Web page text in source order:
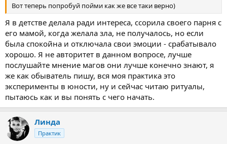
Вот теперь попробуй пойми как же все таки верно)
Я в детстве делала ради интереса, ссорила своего парня с
его мамой, когда желала зла, не получалось, но если
была спокойна и отключала свои эмоции - срабатывало
хорошо. Я не авторитет в данном вопросе, лучше
послушайте мнение магов они лучше конечно знают, я
же как обыватель пишу, вся моя практика это
эксперименты в юности, ну и сейчас читаю ритуалы,
пытаюсь как и вы понять с чего начать.
Линда
Практик